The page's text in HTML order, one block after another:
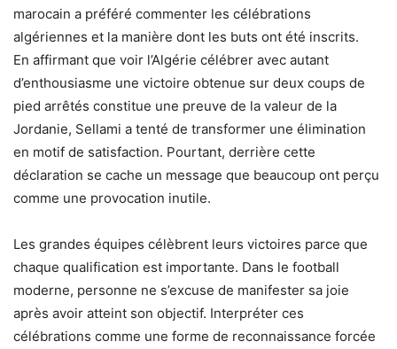
marocain a préféré commenter les célébrations
algériennes et la manière dont les buts ont été inscrits.
En affirmant que voir l’Algérie célébrer avec autant
d’enthousiasme une victoire obtenue sur deux coups de
pied arrêtés constitue une preuve de la valeur de la
Jordanie, Sellami a tenté de transformer une élimination
en motif de satisfaction. Pourtant, derrière cette
déclaration se cache un message que beaucoup ont perçu
comme une provocation inutile.
Les grandes équipes célèbrent leurs victoires parce que
chaque qualification est importante. Dans le football
moderne, personne ne s’excuse de manifester sa joie
après avoir atteint son objectif. Interpréter ces
célébrations comme une forme de reconnaissance forcée